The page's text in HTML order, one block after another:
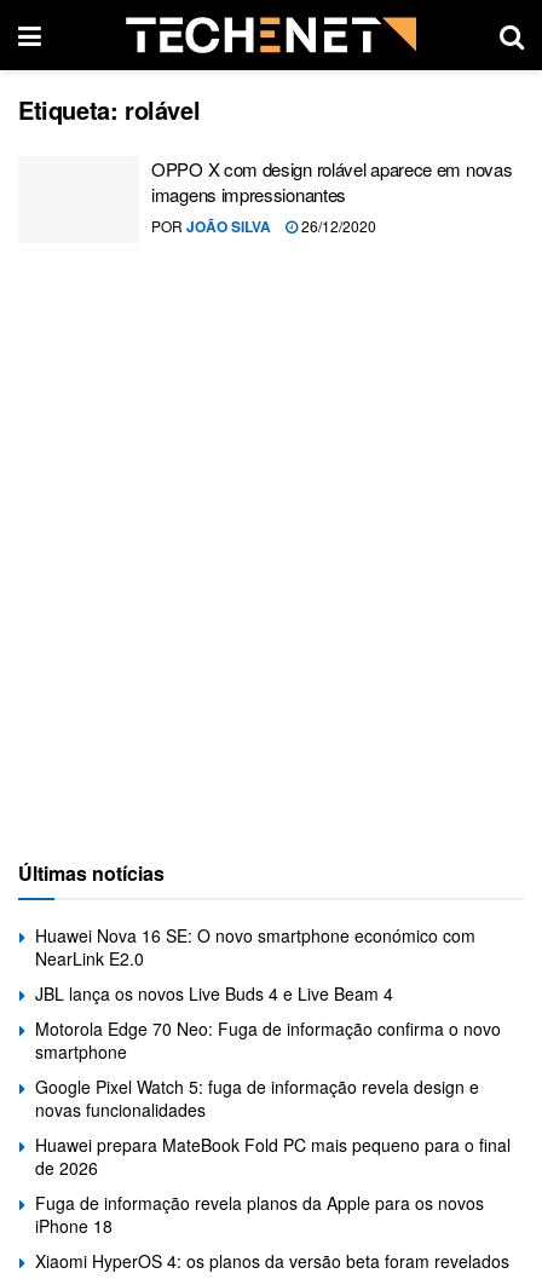
Etiqueta: rolável
OPPO X com design rolável aparece em novas
imagens impressionantes
POR JOÃO SILVA 26/12/2020
Últimas notícias
Huawei Nova 16 SE: O novo smartphone económico com
NearLink E2.0
JBL lança os novos Live Buds 4 e Live Beam 4
Motorola Edge 70 Neo: Fuga de informação confirma o novo
smartphone
Google Pixel Watch 5: fuga de informação revela design e
novas funcionalidades
Huawei prepara MateBook Fold PC mais pequeno para o final
de 2026
Fuga de informação revela planos da Apple para os novos
iPhone 18
Xiaomi HyperOS 4: os planos da versão beta foram revelados